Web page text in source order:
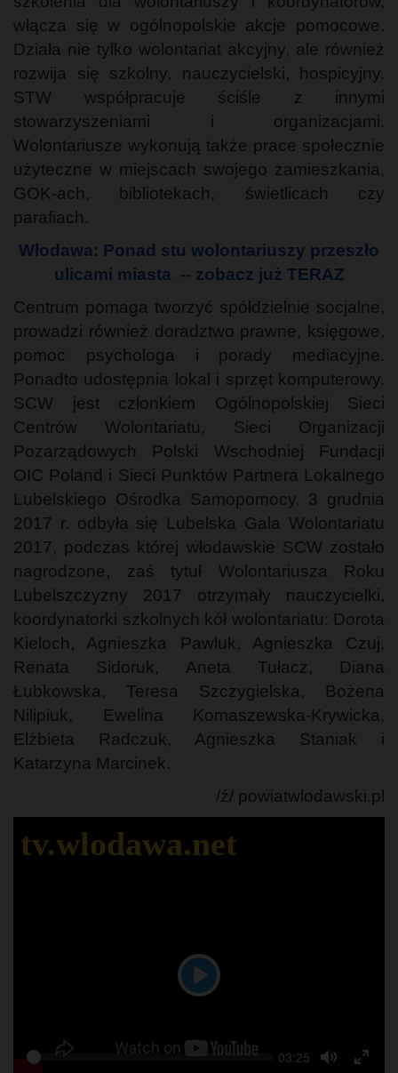
włącza się w ogólnopolskie akcje pomocowe.
Działa nie tylko wolontariat akcyjny, ale również
rozwija się szkolny, nauczycielski, hospicyjny.
STW współpracuje ściśle z innymi
stowarzyszeniami i organizacjami.
Wolontariusze wykonują także prace społecznie
użyteczne w miejscach swojego zamieszkania,
GOK-ach, bibliotekach, świetlicach czy
parafiach.
Włodawa: Ponad stu wolontariuszy przeszło
ulicami miasta -- zobacz już TERAZ
Centrum pomaga tworzyć spółdzielnie socjalne,
prowadzi również doradztwo prawne, księgowe,
pomoc psychologa i porady mediacyjne.
Ponadto udostępnia lokal i sprzęt komputerowy.
SCW jest członkiem Ogólnopolskiej Sieci
Centrów Wolontariatu, Sieci Organizacji
Pozarządowych Polski Wschodniej Fundacji
OIC Poland i Sieci Punktów Partnera Lokalnego
Lubelskiego Ośrodka Samopomocy. 3 grudnia
2017 r. odbyła się Lubelska Gala Wolontariatu
2017, podczas której włodawskie SCW zostało
nagrodzone, zaś tytuł Wolontariusza Roku
Lubelszczyzny 2017 otrzymały nauczycielki,
koordynatorki szkolnych kół wolontariatu: Dorota
Kieloch, Agnieszka Pawluk, Agnieszka Czuj,
Renata Sidoruk, Aneta Tułacz, Diana
Łubkowska, Teresa Szczygielska, Bożena
Nilipiuk, Ewelina Komaszewska-Krywicka,
Elżbieta Radczuk, Agnieszka Staniak i
Katarzyna Marcinek.
/ź/ powiatwlodawski.pl
tv.wlodawa.net
Play
Play Seek Current
03:25